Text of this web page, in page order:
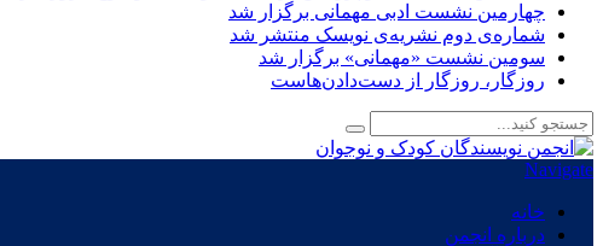
چهارمین نشست ادبی مهمانی برگزار شد
شماره‌ی دوم نشریه‌ی نویسک منتشر شد
سومین نشست «مهمانی» برگزار شد
روزگار، روزگار از دست‌دادن‌هاست
Navigate
خانه
درباره انجمن